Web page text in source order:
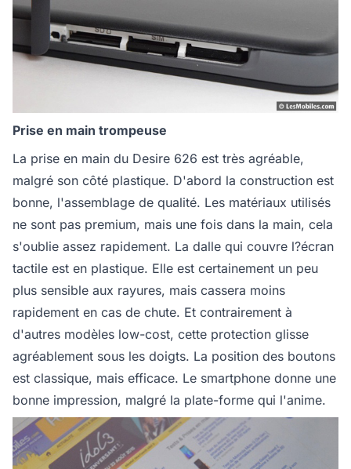
Prise en main trompeuse
La prise en main du Desire 626 est très agréable,
malgré son côté plastique. D'abord la construction est
bonne, l'assemblage de qualité. Les matériaux utilisés
ne sont pas premium, mais une fois dans la main, cela
s'oublie assez rapidement. La dalle qui couvre l?écran
tactile est en plastique. Elle est certainement un peu
plus sensible aux rayures, mais cassera moins
rapidement en cas de chute. Et contrairement à
d'autres modèles low-cost, cette protection glisse
agréablement sous les doigts. La position des boutons
est classique, mais efficace. Le smartphone donne une
bonne impression, malgré la plate-forme qui l'anime.